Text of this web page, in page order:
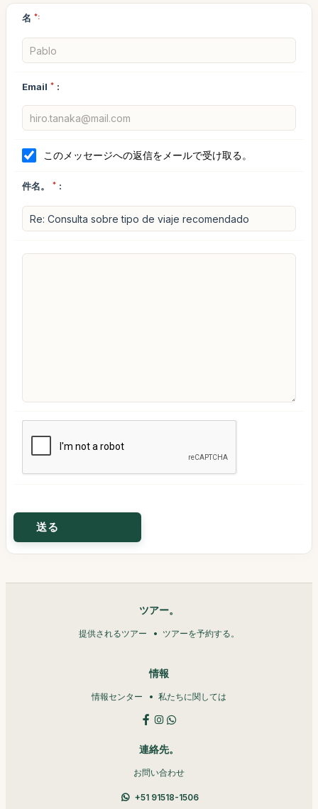
名 *:
Email * :
このメッセージへの返信をメールで受け取る。
件名。 * :
ツアー。
提供されるツアー ツアーを予約する。
情報
情報センター 私たちに関しては
連絡先。
お問い合わせ
+51 91518-1506